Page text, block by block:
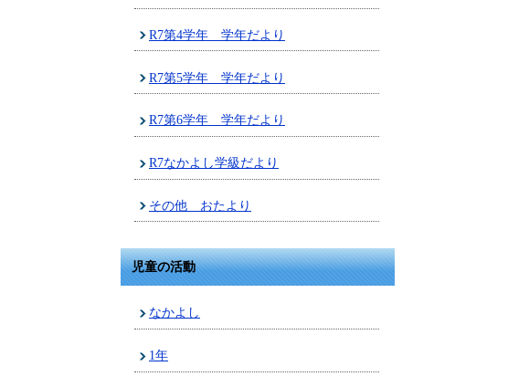
R7第4学年 学年だより
R7第5学年 学年だより
R7第6学年 学年だより
R7なかよし学級だより
その他 おたより
児童の活動
なかよし
1年